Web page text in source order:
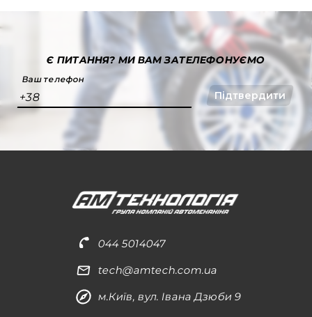
Є ПИТАННЯ?МИ ВАМ ЗАТЕЛЕФОНУЄМО
Ваш телефон
+38 Підтвердити
044 5014047
tech@amtech.com.ua
м.Київ, вул. Івана Дзюби 9